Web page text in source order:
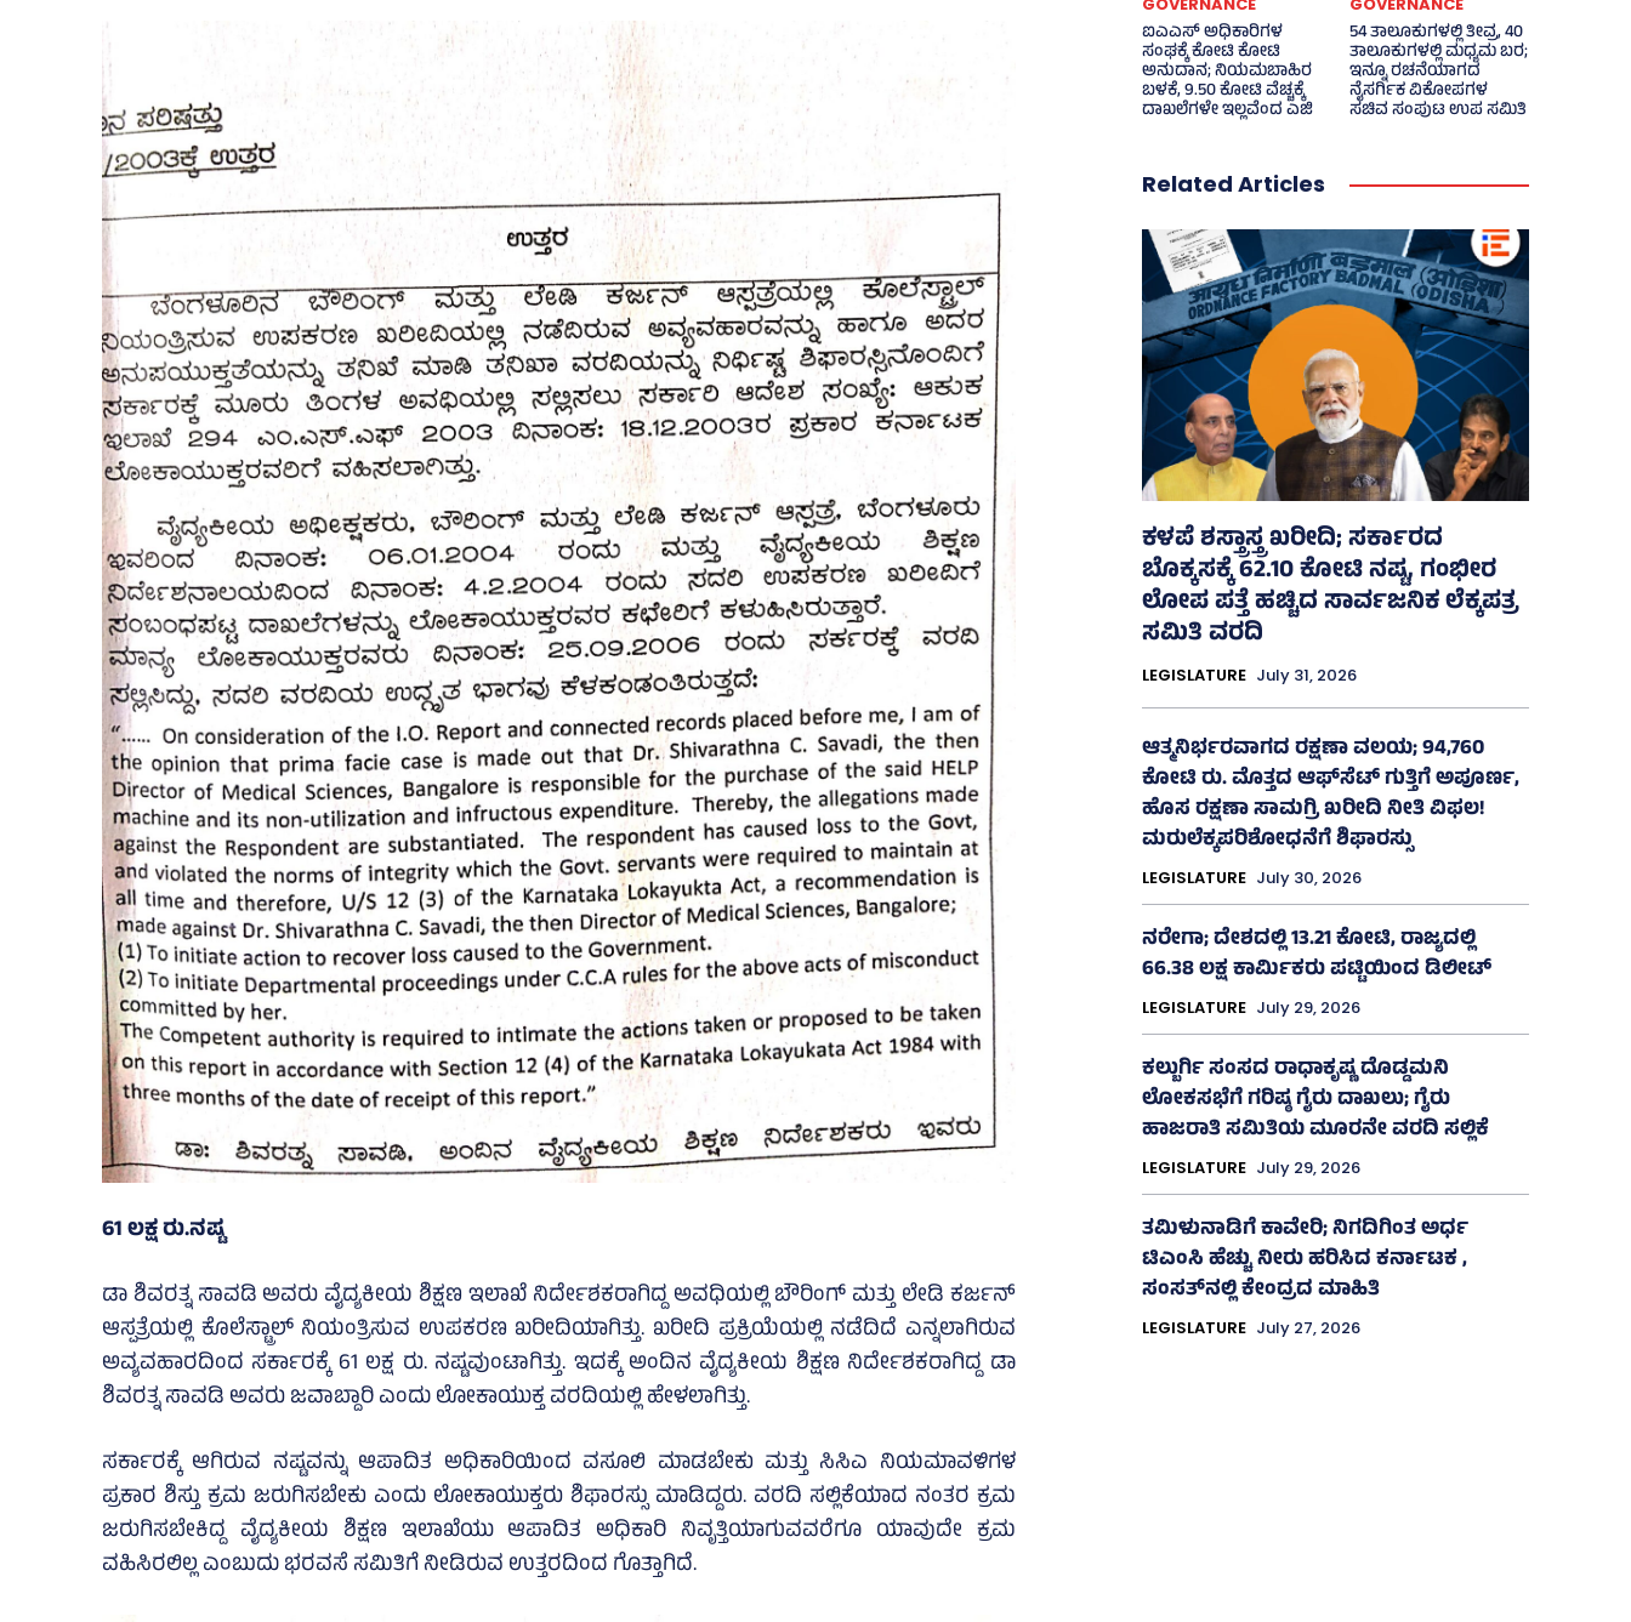
61 ಲಕ್ಷ ರು.ನಷ್ಟ
ಡಾ ಶಿವರತ್ನ ಸಾವಡಿ ಅವರು ವೈದ್ಯಕೀಯ ಶಿಕ್ಷಣ ಇಲಾಖೆ ನಿರ್ದೇಶಕರಾಗಿದ್ದ ಅವಧಿಯಲ್ಲಿ ಬೌರಿಂಗ್‌ ಮತ್ತು ಲೇಡಿ ಕರ್ಜನ್‌
ಆಸ್ಪತ್ರೆಯಲ್ಲಿ ಕೊಲೆಸ್ಟ್ರಾಲ್‌ ನಿಯಂತ್ರಿಸುವ ಉಪಕರಣ ಖರೀದಿಯಾಗಿತ್ತು. ಖರೀದಿ ಪ್ರಕ್ರಿಯೆಯಲ್ಲಿ ನಡೆದಿದೆ ಎನ್ನಲಾಗಿರುವ
ಅವ್ಯವಹಾರದಿಂದ ಸರ್ಕಾರಕ್ಕೆ 61 ಲಕ್ಷ ರು. ನಷ್ಟವುಂಟಾಗಿತ್ತು. ಇದಕ್ಕೆ ಅಂದಿನ ವೈದ್ಯಕೀಯ ಶಿಕ್ಷಣ ನಿರ್ದೇಶಕರಾಗಿದ್ದ ಡಾ
ಶಿವರತ್ನ ಸಾವಡಿ ಅವರು ಜವಾಬ್ದಾರಿ ಎಂದು ಲೋಕಾಯುಕ್ತ ವರದಿಯಲ್ಲಿ ಹೇಳಲಾಗಿತ್ತು.
ಸರ್ಕಾರಕ್ಕೆ ಆಗಿರುವ ನಷ್ಟವನ್ನು ಆಪಾದಿತ ಅಧಿಕಾರಿಯಿಂದ ವಸೂಲಿ ಮಾಡಬೇಕು ಮತ್ತು ಸಿಸಿಎ ನಿಯಮಾವಳಿಗಳ
ಪ್ರಕಾರ ಶಿಸ್ತು ಕ್ರಮ ಜರುಗಿಸಬೇಕು ಎಂದು ಲೋಕಾಯುಕ್ತರು ಶಿಫಾರಸ್ಸು ಮಾಡಿದ್ದರು. ವರದಿ ಸಲ್ಲಿಕೆಯಾದ ನಂತರ ಕ್ರಮ
ಜರುಗಿಸಬೇಕಿದ್ದ ವೈದ್ಯಕೀಯ ಶಿಕ್ಷಣ ಇಲಾಖೆಯು ಆಪಾದಿತ ಅಧಿಕಾರಿ ನಿವೃತ್ತಿಯಾಗುವವರೆಗೂ ಯಾವುದೇ ಕ್ರಮ
ವಹಿಸಿರಲಿಲ್ಲ ಎಂಬುದು ಭರವಸೆ ಸಮಿತಿಗೆ ನೀಡಿರುವ ಉತ್ತರದಿಂದ ಗೊತ್ತಾಗಿದೆ.
ಐಎಎಸ್‌ ಅಧಿಕಾರಿಗಳ
ಸಂಘಕ್ಕೆ ಕೋಟಿ ಕೋಟಿ
ಅನುದಾನ; ನಿಯಮಬಾಹಿರ
ಬಳಕೆ, 9.50 ಕೋಟಿ ವೆಚ್ಚಕ್ಕೆ
ದಾಖಲೆಗಳೇ ಇಲ್ಲವೆಂದ ಎಜಿ
54 ತಾಲೂಕುಗಳಲ್ಲಿ ತೀವ್ರ, 40
ತಾಲೂಕುಗಳಲ್ಲಿ ಮಧ್ಯಮ ಬರ;
ಇನ್ನೂ ರಚನೆಯಾಗದ
ನೈಸರ್ಗಿಕ ವಿಕೋಪಗಳ
ಸಚಿವ ಸಂಪುಟ ಉಪ ಸಮಿತಿ
Related Articles
ಕಳಪೆ ಶಸ್ತ್ರಾಸ್ತ್ರ ಖರೀದಿ; ಸರ್ಕಾರದ
ಬೊಕ್ಕಸಕ್ಕೆ 62.10 ಕೋಟಿ ನಷ್ಟ, ಗಂಭೀರ
ಲೋಪ ಪತ್ತೆ ಹಚ್ಚಿದ ಸಾರ್ವಜನಿಕ ಲೆಕ್ಕಪತ್ರ
ಸಮಿತಿ ವರದಿ
LEGISLATURE July 31, 2026
ಆತ್ಮನಿರ್ಭರವಾಗದ ರಕ್ಷಣಾ ವಲಯ; 94,760
ಕೋಟಿ ರು. ಮೊತ್ತದ ಆಫ್‌ಸೆಟ್ ಗುತ್ತಿಗೆ ಅಪೂರ್ಣ,
ಹೊಸ ರಕ್ಷಣಾ ಸಾಮಗ್ರಿ ಖರೀದಿ ನೀತಿ ವಿಫಲ!
ಮರುಲೆಕ್ಕಪರಿಶೋಧನೆಗೆ ಶಿಫಾರಸ್ಸು
LEGISLATURE July 30, 2026
ನರೇಗಾ; ದೇಶದಲ್ಲಿ 13.21 ಕೋಟಿ, ರಾಜ್ಯದಲ್ಲಿ
66.38 ಲಕ್ಷ ಕಾರ್ಮಿಕರು ಪಟ್ಟಿಯಿಂದ ಡಿಲೀಟ್
LEGISLATURE July 29, 2026
ಕಲ್ಬುರ್ಗಿ ಸಂಸದ ರಾಧಾಕೃಷ್ಣ ದೊಡ್ಡಮನಿ
ಲೋಕಸಭೆಗೆ ಗರಿಷ್ಠ ಗೈರು ದಾಖಲು; ಗೈರು
ಹಾಜರಾತಿ ಸಮಿತಿಯ ಮೂರನೇ ವರದಿ ಸಲ್ಲಿಕೆ
LEGISLATURE July 29, 2026
ತಮಿಳುನಾಡಿಗೆ ಕಾವೇರಿ; ನಿಗದಿಗಿಂತ ಅರ್ಧ
ಟಿಎಂಸಿ ಹೆಚ್ಚು ನೀರು ಹರಿಸಿದ ಕರ್ನಾಟಕ ,
ಸಂಸತ್‌ನಲ್ಲಿ ಕೇಂದ್ರದ ಮಾಹಿತಿ
LEGISLATURE July 27, 2026